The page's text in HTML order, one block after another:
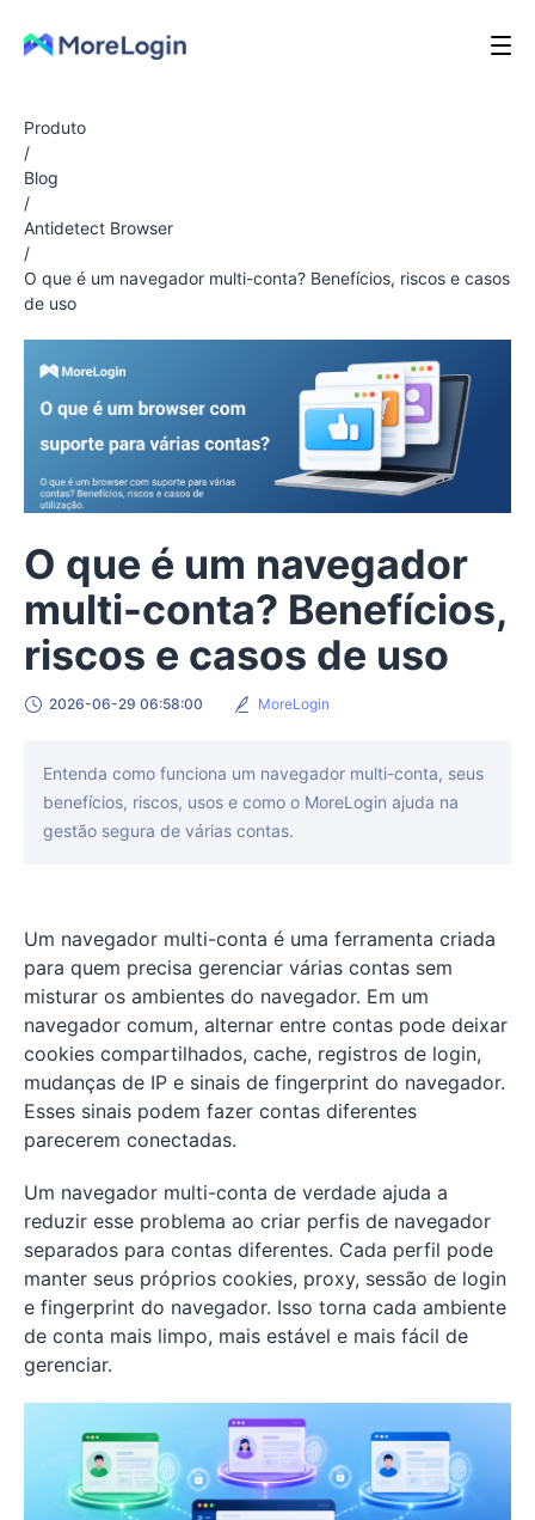
Produto
/
Blog
/
Antidetect Browser
/
O que é um navegador multi-conta? Benefícios, riscos e casos
de uso
O que é um navegador
multi-conta? Benefícios,
riscos e casos de uso
2026-06-29 06:58:00 MoreLogin
Entenda como funciona um navegador multi-conta, seus
benefícios, riscos, usos e como o MoreLogin ajuda na
gestão segura de várias contas.
Um navegador multi-conta é uma ferramenta criada
para quem precisa gerenciar várias contas sem
misturar os ambientes do navegador. Em um
navegador comum, alternar entre contas pode deixar
cookies compartilhados, cache, registros de login,
mudanças de IP e sinais de fingerprint do navegador.
Esses sinais podem fazer contas diferentes
parecerem conectadas.
Um navegador multi-conta de verdade ajuda a
reduzir esse problema ao criar perfis de navegador
separados para contas diferentes. Cada perfil pode
manter seus próprios cookies, proxy, sessão de login
e fingerprint do navegador. Isso torna cada ambiente
de conta mais limpo, mais estável e mais fácil de
gerenciar.